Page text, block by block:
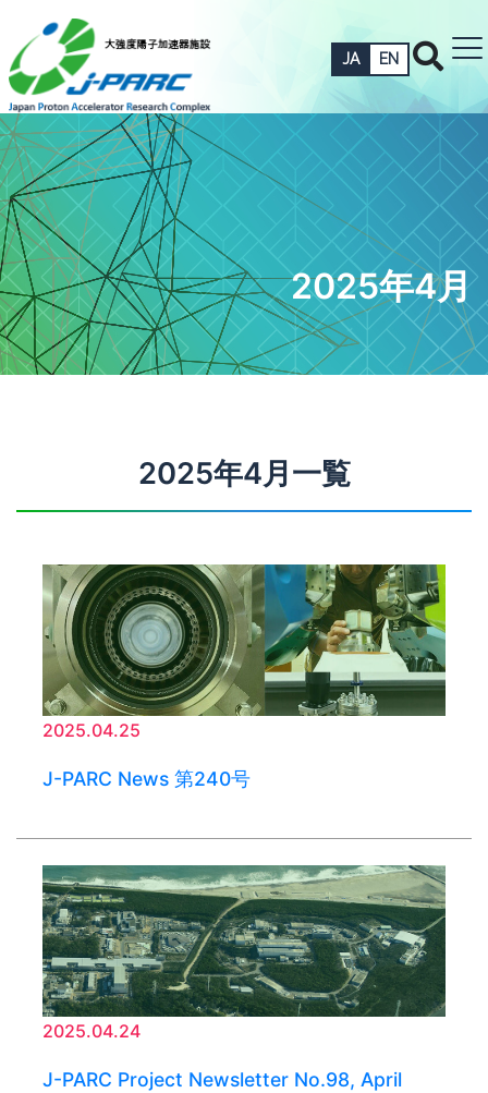
JA EN
2025年4月
2025年4月一覧
2025.04.25
J-PARC News 第240号
2025.04.24
J-PARC Project Newsletter No.98, April